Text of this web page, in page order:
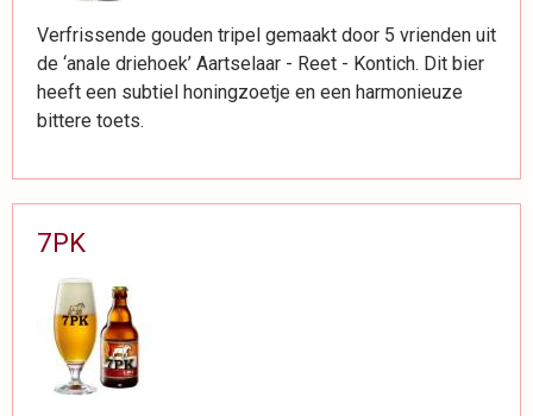
Verfrissende gouden tripel gemaakt door 5 vrienden uit
de ‘anale driehoek’ Aartselaar - Reet - Kontich. Dit bier
heeft een subtiel honingzoetje en een harmonieuze
bittere toets.
7PK